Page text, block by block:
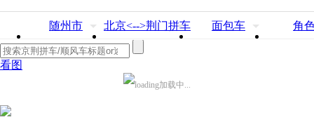
随州市 北京<-->荆门拼车 面包车 角
看图
加载中...